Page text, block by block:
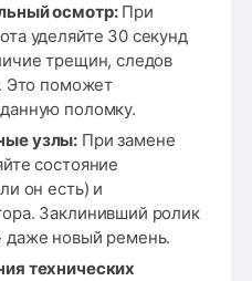
осмотр:При
уделяйте 30 секунд
трещин, следов
Это поможет
поломку.
узлы: При замене
состояние
он есть) и
Заклинивший ролик
даже новый ремень.
технических